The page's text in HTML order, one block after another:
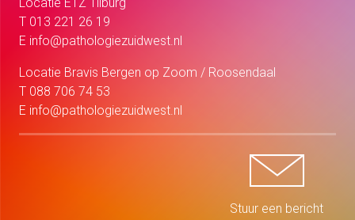
T 013 221 26 19
E info@pathologiezuidwest.nl
Locatie Bravis Bergen op Zoom / Roosendaal
T 088 706 74 53
E info@pathologiezuidwest.nl
Stuur een bericht